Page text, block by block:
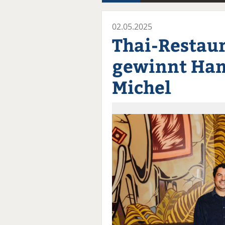
02.05.2025
Thai-
gewinnt
Michel